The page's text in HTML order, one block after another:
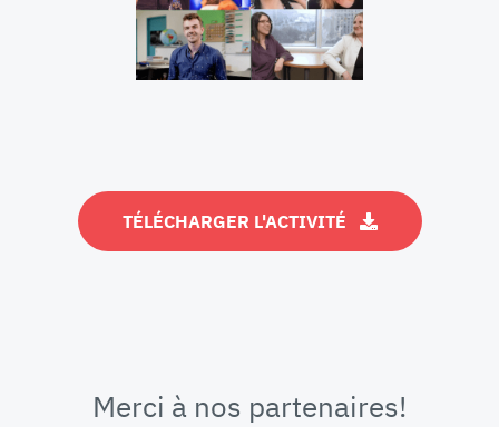
TÉLÉCHARGER L'ACTIVITÉ
Merci à nos partenaires!